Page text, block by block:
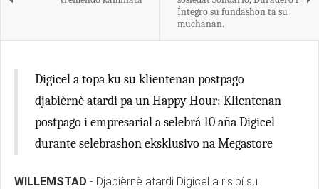
Íntegro su fundashon ta su
muchanan.
Digicel a topa ku su klientenan postpago
djabièrnè atardi pa un Happy Hour: Klientenan
postpago i empresarial a selebrá 10 aña Digicel
durante selebrashon eksklusivo na Megastore
WILLEMSTAD - Djabièrnè atardi Digicel a risibí su